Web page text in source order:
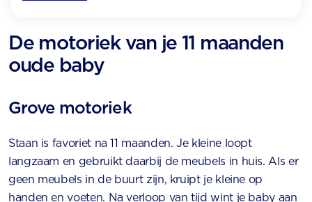
De motoriek van je 11 maanden
oude baby
Grove motoriek
Staan is favoriet na 11 maanden. Je kleine loopt
langzaam en gebruikt daarbij de meubels in huis. Als er
geen meubels in de buurt zijn, kruipt je kleine op
handen en voeten. Na verloop van tijd wint je baby aan